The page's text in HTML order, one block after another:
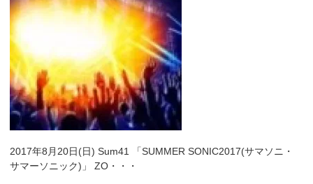
2017年8月20日(日) Sum41 「SUMMER SONIC2017(サマソニ・
サマーソニック)」 ZO・・・